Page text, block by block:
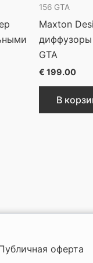
156 GTA
Maxton
диффузоры
GTA
€ 199.00
В
оферта